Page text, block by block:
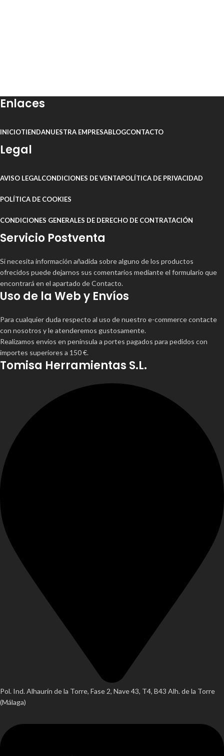
Enlaces
INICIOTIENDANUESTRA EMPRESABLOGCONTACTO
Legal
AVISO LEGALCONDICIONES DE VENTAPOLÍTICA DE PRIVACIDAD
POLÍTICA DE COOKIES
CONDICIONES GENERALES DE DERECHO DE CONTRATACIÓN
Servicio Postventa
Si necesita información añadida sobre alguno de los productos
ofrecidos puede dejarnos sus comentarios mediante el formulario que
encontrará en el apartado de Contacto.
Uso de la Web y Envíos
Para cualquier duda respecto al uso de nuestro e-commerce contacte
con nosotros y le atenderemos gustosamente.
Realizamos envíos en península a portes pagados para pedidos con
importes superiores a 150 €.
Tomisa Herramientas S.L.
Pol. Ind. Alhaurín de la Torre, Fase 2, Nave 43, T4, B43 Alh. de la Torre
(Málaga)